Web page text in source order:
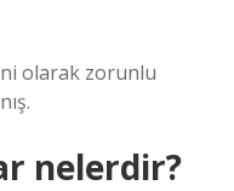
olarak zorunlu
nelerdir?